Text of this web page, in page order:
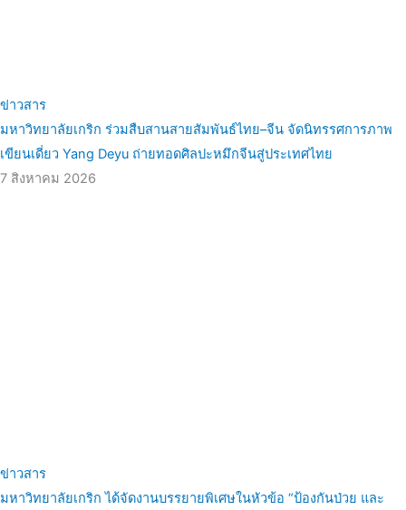
ข่าวสาร
มหาวิทยาลัยเกริก ร่วมสืบสานสายสัมพันธ์ไทย–จีน จัดนิทรรศการภาพ
เขียนเดี่ยว Yang Deyu ถ่ายทอดศิลปะหมึกจีนสู่ประเทศไทย
7 สิงหาคม 2026
ข่าวสาร
มหาวิทยาลัยเกริก ได้จัดงานบรรยายพิเศษในหัวข้อ “ป้องกันป่วย และ